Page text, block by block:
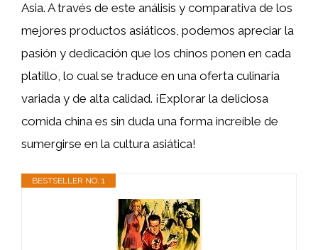
Asia. A través de este análisis y comparativa de los
mejores productos asiáticos, podemos apreciar la
pasión y dedicación que los chinos ponen en cada
platillo, lo cual se traduce en una oferta culinaria
variada y de alta calidad. ¡Explorar la deliciosa
comida china es sin duda una forma increíble de
sumergirse en la cultura asiática!
BESTSELLER NO. 1